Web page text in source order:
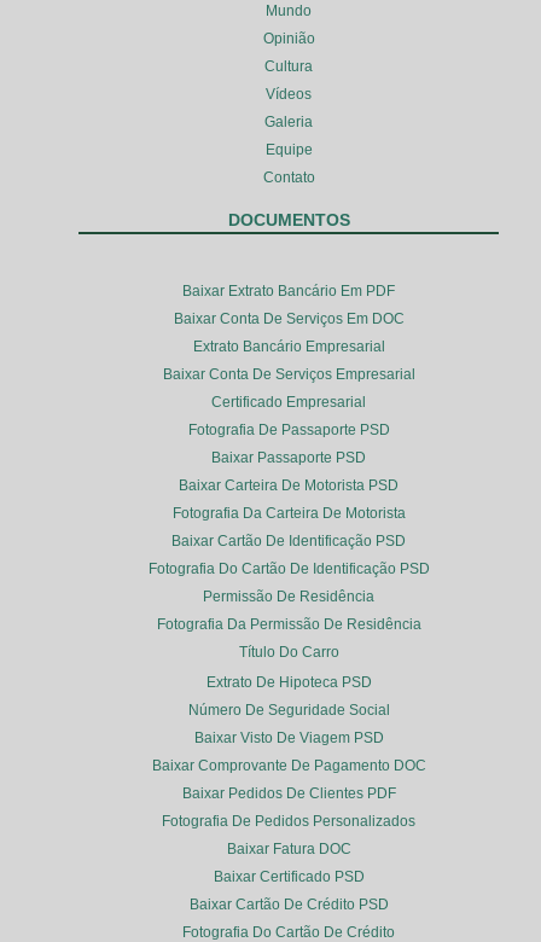
Mundo
Opinião
Cultura
Vídeos
Galeria
Equipe
Contato
DOCUMENTOS
Baixar Extrato Bancário Em PDF
Baixar Conta De Serviços Em DOC
Extrato Bancário Empresarial
Baixar Conta De Serviços Empresarial
Certificado Empresarial
Fotografia De Passaporte PSD
Baixar Passaporte PSD
Baixar Carteira De Motorista PSD
Fotografia Da Carteira De Motorista
Baixar Cartão De Identificação PSD
Fotografia Do Cartão De Identificação PSD
Permissão De Residência
Fotografia Da Permissão De Residência
Título Do Carro
Extrato De Hipoteca PSD
Número De Seguridade Social
Baixar Visto De Viagem PSD
Baixar Comprovante De Pagamento DOC
Baixar Pedidos De Clientes PDF
Fotografia De Pedidos Personalizados
Baixar Fatura DOC
Baixar Certificado PSD
Baixar Cartão De Crédito PSD
Fotografia Do Cartão De Crédito